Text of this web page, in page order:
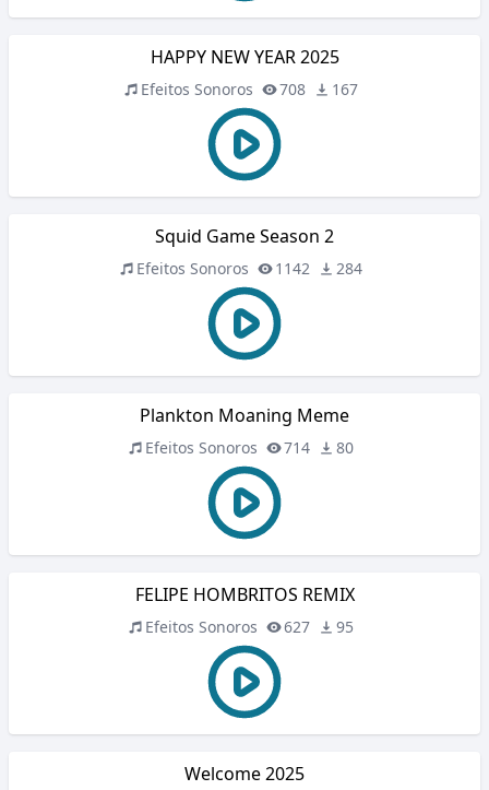
HAPPY NEW YEAR 2025
Efeitos Sonoros 708 167
Squid Game Season 2
Efeitos Sonoros 1142 284
Plankton Moaning Meme
Efeitos Sonoros 714 80
FELIPE HOMBRITOS REMIX
Efeitos Sonoros 627 95
Welcome 2025